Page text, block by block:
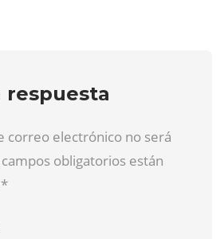
respuesta
correo electrónico no será
obligatorios están
*